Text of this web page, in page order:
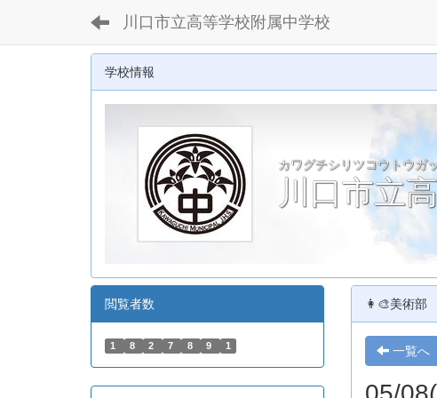
川口市立高等学校附属中学校
学校情報
カワグチシリツコウトウガ
川口市立
👩‍🎨美術部
一覧へ
閲覧者数
1 8 2 7 8 9 1